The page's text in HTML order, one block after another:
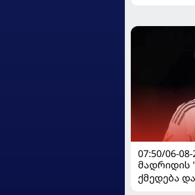
07:50/06-
მადრიდის
ქმედება